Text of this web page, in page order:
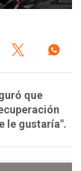
que
le gustaría".